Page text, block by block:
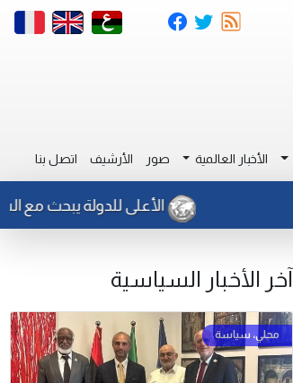
الأخبار العالمية صور الأرشيف اتصل بنا
الأعلى للدولة يبحث مع السفير
آخر الأخبار السياسية